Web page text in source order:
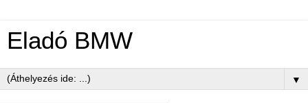
Eladó BMW
▼